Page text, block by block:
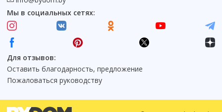
Мы в социальных сетях:
Для отзывов:
Оставить благодарность, предложение
Пожаловаться руководству